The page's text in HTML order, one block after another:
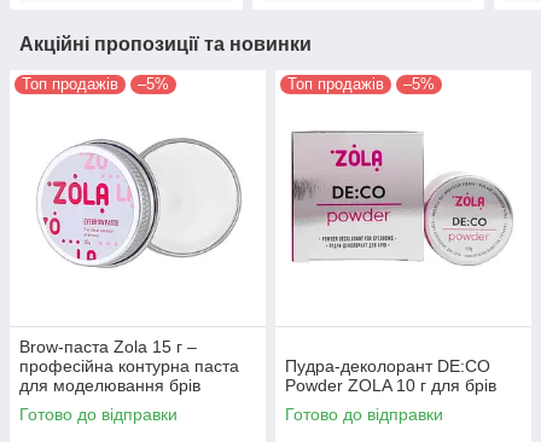
Акційні пропозиції та новинки
Топ продажів –5%
Brow-паста Zola 15 г –
професійна контурна паста
для моделювання брів
Готово до відправки
Топ продажів –5%
Пудра-деколорант DE:CO
Powder ZOLA 10 г для брів
Готово до відправки